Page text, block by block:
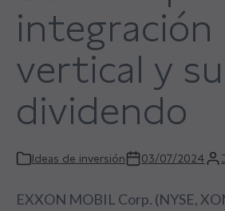
integración
vertical y su
dividendo
Ideas de inversión 03/07/2024
EXXON MOBIL Corp. (NYSE,